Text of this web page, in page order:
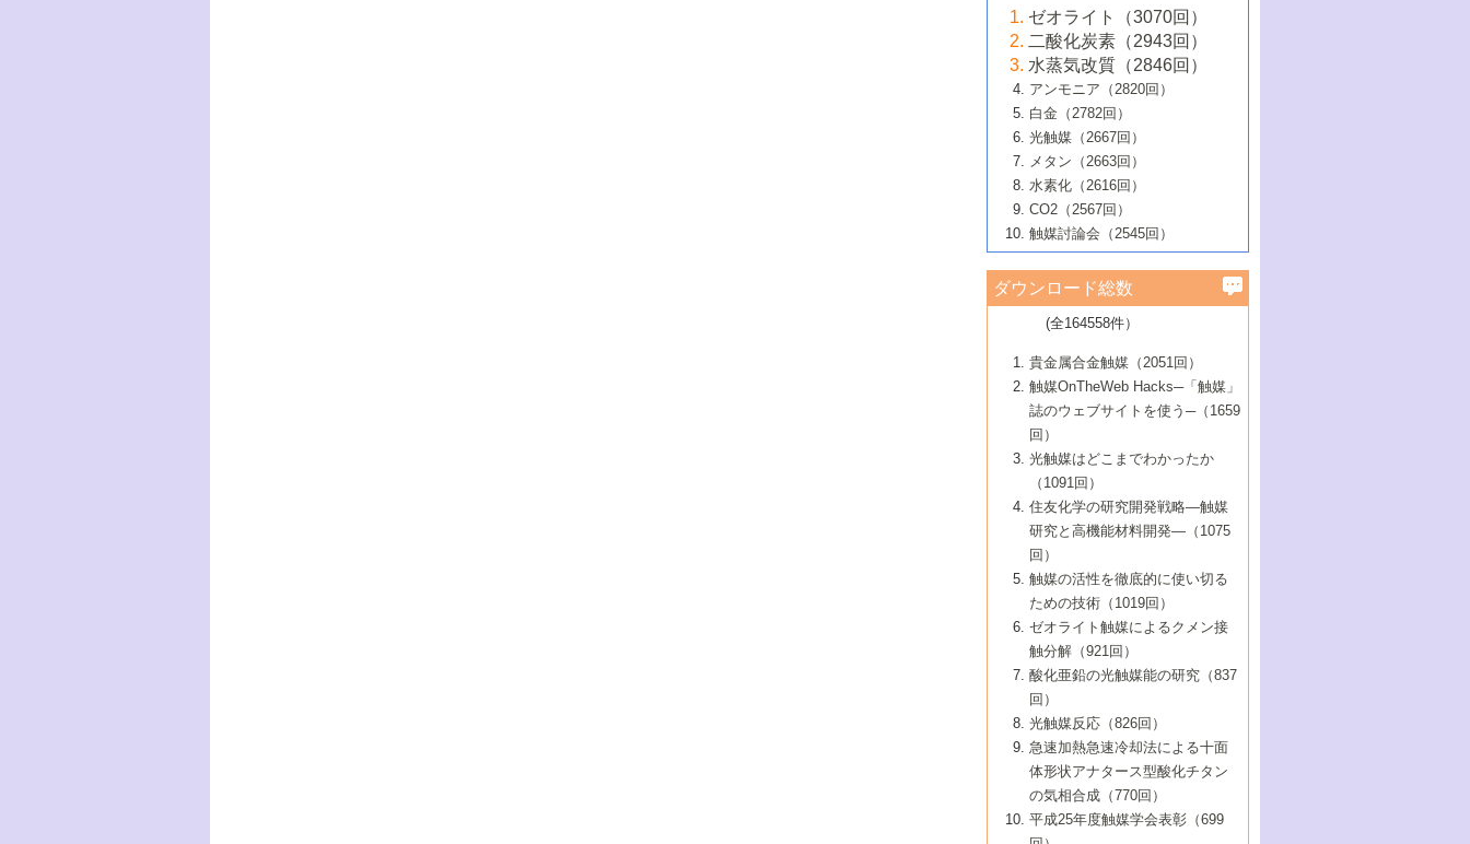
大学：オンライン・対面開催）
6号 メタン転換技術の最新動向
B号 第125回触媒討論会（2020年・工学
院大学）
5号 固体触媒による含窒素有機化合物変
換の最前線
6号 貴金属使用量低減に向けた自動車排
ガス浄化触媒の開発
B号 第123回触媒討論会（2019年・大阪
B号 第121回触媒討論会（2018年・東京
大学）
5号 水素のふるまいを解き明かす最先端
研究
6号 低級アルカンの有効利用のための触
媒技術
B号 第119回触媒討論会（2017年・首都
大学東京）
媒技術
3号 触媒研究の最先端～とびたて若き研究
者たち～（1）
4号 触媒研究の最先端～とびたて若き研究
者たち～（2）
5号 触媒研究の最先端～とびたて若き研究
者たち～（3）
6号 イオニクス材料と燃料電池・電解合成
の最新の研究動向
B号 第117回触媒討論会（2016年・大阪府
立大学）
2号 石油精製用触媒の最近の進展
3号 固体酸化物形燃料電池（SOFC）におけ
るアノード触媒上での燃料直接改質技術
4号 コアシェル構造の制御による触媒機能
5号 工業触媒およびその周辺技術の最近の
進歩
6号 ナノシート
B号 第115回触媒討論会（2015年・成蹊大
2号 光触媒反応機構に関する最新の研究動
向
開発動向
4号 人工光合成に向けた近年のアプローチ
5号 未利用熱エネルギーの有効活用に貢献
する触媒技術
6号 ポリオキソメタレート
B号 第113回触媒討論会（2014年・ロワジ
ールホテル豊橋）
1号 高耐久性燃料電池システム用触媒にお
ける新展開
2号 リビングラジカル重合の最近の動向
3号 天然ガスの化学工業的展開に関する触
媒技術
4号 貴金属触媒の精密構造制御とその活用
5号 バイオマス化成品製造のための固体触
6号 ナノ空間─吸着状態解析から新機能開拓
B号 第111回触媒討論会（2013年・関西大
▼54巻（2012年）
1号 規則性多孔体の利用技術における最近
の進歩
2号 第109回触媒討論会
3号 貴金属低減技術の最新動向
4号 貴金属代替技術の最新動向
5号 光触媒による物質変換反応の新展開
6号 グラフェン
7号 水素を利用する化成品合成の新潮流
▼53巻（2011年）
1号 金属学から見る合金触媒の新展開
2号 第107回触媒討論会
3号 触媒のその場観察法の進歩（１）
4号 触媒のその場観察法の進歩（２）
5号 不活性結合の触媒的活性化による有機
合成
6号 新しい固体酸触媒技術
7号 ゼオライト合成における最近の進歩
▼52巻（2010年）
1号 触媒の劣化対策と長寿命触媒開発
2号 第105回触媒討論会
3号 ナノ構造が拓く新機能
4号 活性サイトおよびその環境の精密な設
計による触媒の高機能化
5号 触媒を有効に使うための技術
7号 有機分子触媒による精密有機合成
8号 高機能化ポリオレフィンに向けた重合
触媒の最近の進展
1号 炭素材料－熱い注目を集める材料－
2号 第103回触媒討論会
3号 環境浄化用光触媒の現状と課題
4号 水素社会の実現に向けた水素製造・貯
蔵技術の進歩
5号 CO2が関わる触媒・材料
7号 持続可能社会実現のための触媒および
触媒関連技術
▼50巻（2008年）
1号 触媒化学と学会のこの10年，半世紀，
そして未来
2号 第101回触媒討論会
4号 錯体を利用したユニークな表面構造の
構築と機能
5号 若手会員による触媒研究の未来展望1：
企業編
6号 第102回触媒討論会
7号 触媒・化学反応における計算化学の進
8号 若手研究者による触媒研究の未来展望
2：大学・研究所編
▼49巻（2007年）
1号 含フッ素化合物の合成と触媒
2号 第99回触媒討論会
3号 実用的ファインケミカル合成プロセス
を実現する触媒
5号 こんな物質，あんな物質―新たな触媒
の可能性―
7号 『結晶の化学』を活かした触媒研究
8号 イオン液体の応用
▼48巻（2006年）
1号 固体酸触媒の最近の進歩
2号 第97回触媒討論会
3号 リビング重合触媒の最近の展開
5号 水素製造・貯蔵のための触媒技術の新
しい展開
6号 第98回触媒討論会
7号 基礎化学品製造の触媒技術
8号 多機能型リアクター
1号 最近の触媒担体とその効果
2号 第95回触媒討論会
4号 水分解用光触媒材料
5号 時間分解分光の進歩と応用
6号 第96回触媒討論会
8号 超臨界流体を用いた化学プロセスの新
▼46巻（2004年）
1号 部分酸化反応触媒の最前線
2号 第93回触媒討論会
3号 特殊エネルギー場の触媒反応
4号 生体内における金属の触媒作用
5号 ファインケミカルズの展開に寄与する
6号 第94回触媒討論会
7号 サブナノレベルでみた新しい表面現象
8号 オレフィン重合触媒の新たな展
▼45巻（2003年）
1号 なぜこの触媒が良いのか？
2号 第91回触媒討論会
3号 最近の自動車排ガス処理技術
4号 触媒研究の現状と将来─第90回触媒討論
5号 基礎化学品製造の触媒技術
6号 第92回触媒討論会
7号 基礎化学品製造の触媒技術
8号 資源の循環と触媒技術
▼44巻（2002年）
1号 高次制御された触媒の化学
2号 第89回触媒討論会
3号 触媒を利用した電気化学の新展開
4号 ナノ材料の調製と機能化
5号 こんな触媒が欲しい
6号 第90回触媒討論会
7号 触媒研究と学術雑誌/情報
8号 若い世代からみた触媒化学の現状と未
▼43巻（2001年）
1号 グリーンケミストリーと触媒
2号 第87回触媒討論会特集号
3号 生体触媒とバイオプロセス
4号 水素製造・利用の触媒化学
5号 触媒研究における新しい切り口：コン
ビナトリアルケミストリー
6号 第88回触媒討論会特集号
7号 企業における触媒研究のブレークスル
8号 この材料を触媒として使ってみません
▼42巻（2000年）
1号 触媒反応工学の明日を拓く
2号 第85回触媒討論会
3号 反応ダイナミクス
5号 触媒のおもしろさをどのように伝える
6号 第86回触媒討論会
7号 水素化精製触媒の新しい展開
8号 新しい反応性と機能性を目指した金属
クラスタ-化学
▼41巻（1999年）
1号 孔、穴、あな?-特異な空間とその利用-
2号 第83回触媒討論会
3号 均一系触媒反応最前線
4号 実用炭素材料の新展開
5号 研究の方法論を考える
7号 機能性金属材料と触媒
8号 触媒研究へのNMRの応用と展望
▼40巻（1998年）
進展と21世紀への提言/創立40周年記念・触
媒学会この10年の歩みとこれから/創立40周
2号 第81回触媒討論会
3号 計算機触媒化学へのさそい
4号 触媒劣化の制御と予測
5号 最新の実用プロセスと触媒
6号 第82回触媒討論会
7号 ナノ構造体の化学
8号 あの反応は今
1号 均一系と不均一系触媒反応-その特徴と
接点
2号 第79回触媒討論会
3号 最新NO除去触媒の実用化研究
4号 新しい反応場を目指した触媒調製
5号 反応・分離技術の新しい展開
6号 第80回触媒討論会
8号 AFMでみる世界
▼38巻（1996年）
1号 触媒の構造と触媒作用/C1化学を中心と
する21世紀への触媒
3号 オリンピックメダル:金・銀・銅はどん
な触媒作用を示すか
4号 触媒作用における機能の複合化
5号 未来を拓け！若手研究者
6号 第78回触媒討論会
7号 ダイナミックな領域への触媒研究の展
開/C1化学を中心とする21世紀への触媒
▼37巻（1995年）
1号 ファインケミカルズと固体触媒
2号 第75回触媒討論会
3号 希土類を利用した触媒
4号 触媒とリサイクル
5号 エネルギー変換触媒
6号 第76回触媒討論会
7号 表面吸着相の新しい展開
8号 マイクロポーラス・クリスタル触媒の
▼36巻（1994年）
1号 電気化学と触媒
2号 第73回触媒討論会
3号 C4化学の展開
4号 《通常号》
5号 《通常号》
6号 第74回触媒討論会
▼35巻（1993年）
1号 工業触媒開発マニュアル―探索から工
業化まで
2号 第71回触媒討論会
3号 研究開発のうらおもて―着想と展開
4号 触媒劣化と寿命の予測
5号 環境に優しい触媒
▼34巻（1992年）
1号 インパクトを与えたこの研究
2号 第69回触媒討論会
3号 ケミカルズ合成触媒―新しい展開と応
▼33巻（1991年）
1号 触媒プロセス開発マニュアル―探索か
ら工業化まで，知っておきたいこと PartII
2号 第67回触媒討論会
▼32巻（1990年）
1号 21世紀に向けて触媒研究の飛躍をめざ
す―触媒化学の裾野を広げよう
2号 第65回触媒討論会
▼31巻（1989年）
1号 情報科学と反応設計・材料設計
▼30巻（1988年）
ゼオライト（3070回）
二酸化炭素（2943回）
水蒸気改質（2846回）
アンモニア（2820回）
白金（2782回）
光触媒（2667回）
メタン（2663回）
水素化（2616回）
CO2（2567回）
触媒討論会（2545回）
ダウンロード総数
(全164558件）
貴金属合金触媒（2051回）
触媒OnTheWeb Hacks─「触媒」
誌のウェブサイトを使う─（1659
回）
光触媒はどこまでわかったか
（1091回）
住友化学の研究開発戦略―触媒
研究と高機能材料開発―（1075
回）
触媒の活性を徹底的に使い切る
ための技術（1019回）
ゼオライト触媒によるクメン接
触分解（921回）
酸化亜鉛の光触媒能の研究（837
回）
光触媒反応（826回）
急速加熱急速冷却法による十面
体形状アナタース型酸化チタン
の気相合成（770回）
平成25年度触媒学会表彰（699